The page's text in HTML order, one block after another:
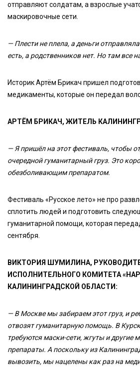
отправляют солдатам, а взрослые
маскировочные сети.
— Плести не плела, а деньги
есть, а родственников нет. Но там все
Историк Артём Брикач пришел
медикаменты, которые он передал
АРТЁМ БРИКАЧ, ЖИТЕЛЬ
— Я пришёл на этот фестиваль, чтобы
очередной гуманитарный груз. Это
обезболивающим препаратом.
Фестиваль «Русское лето» не про
сплотить людей и подготовить
гуманитарной помощи, которая
сентября.
ВИКТОРИЯ ШУМИЛИНА,
ИСПОЛНИТЕЛЬНОГО КОМИТЕТА
КАЛИНИНГРАДСКОЙ ОБЛАСТИ:
— В Москве мы забираем этот груз, и
отвозят гуманитарную помощь. В
требуются маски-сети, жгуты и другие
препараты. А поскольку из
вывозить, мы нацелены как раз на